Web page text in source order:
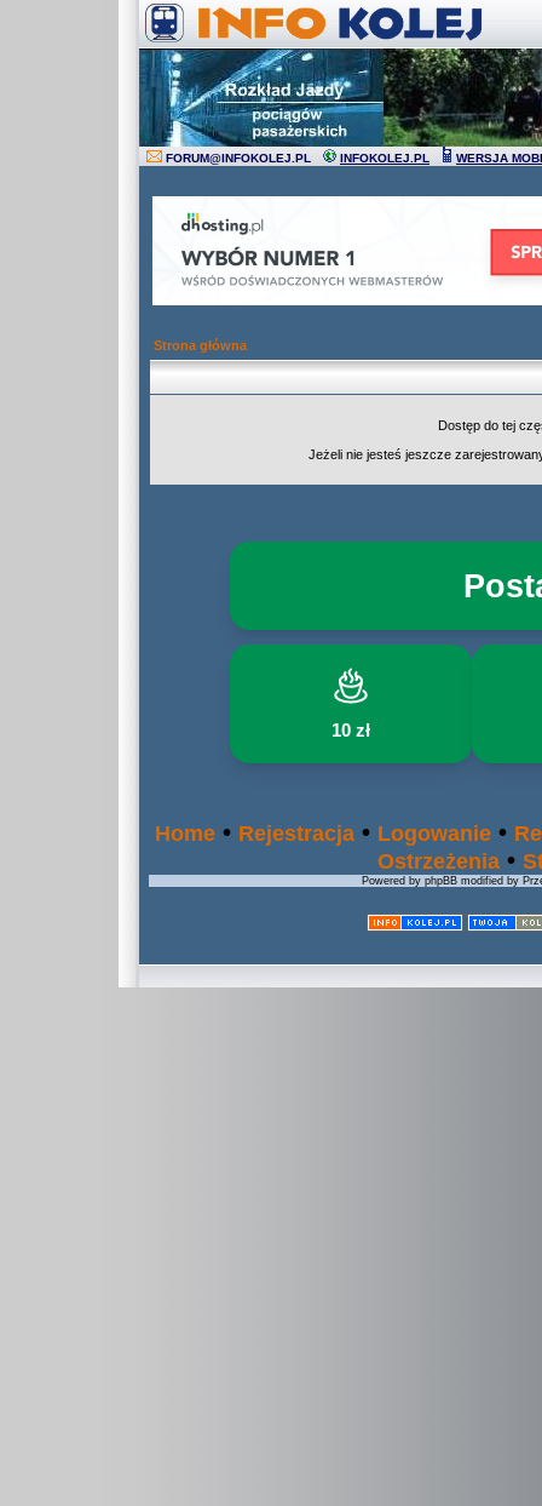
FORUM@INFOKOLEJ.PL INFOKOLEJ.PL WERSJA
Strona główna
Dostęp do tej
Jeżeli nie jesteś jeszcze
10 zł
Home • Rejestracja • Logowanie •
Ostrzeżenia •
Powered by phpBB modified by